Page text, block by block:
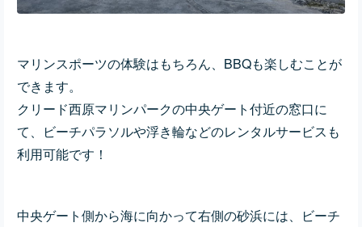
マリンスポーツの体験はもちろん、BBQも楽しむことが
できます。
クリード西原マリンパークの中央ゲート付近の窓口に
て、ビーチパラソルや浮き輪などのレンタルサービスも
利用可能です！
中央ゲート側から海に向かって右側の砂浜には、ビーチ